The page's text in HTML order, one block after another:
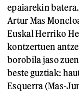
epaiarekin
Artur Mas
Euskal Herriko
kontzertuen
borobila jaso
beste guztiak:
Esquerra (Mas-